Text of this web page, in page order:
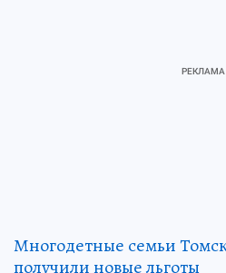
Многодетные семьи
получили новые льготы